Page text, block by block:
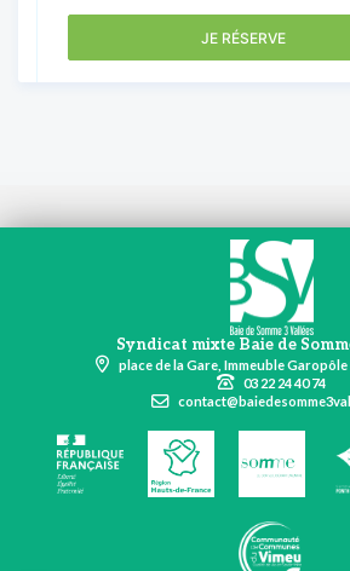
JE RÉSERVE
Syndicat mixte Baie de
place de la Gare, Immeuble
03 22 24 40 74